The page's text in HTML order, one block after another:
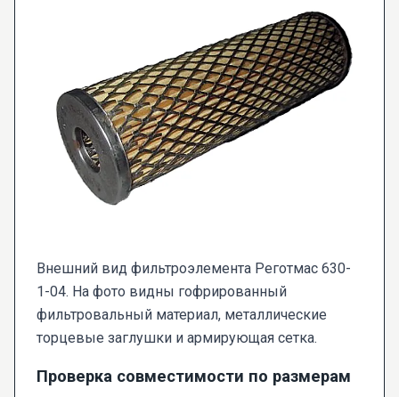
Внешний вид фильтроэлемента Реготмас 630-
1-04. На фото видны гофрированный
фильтровальный материал, металлические
торцевые заглушки и армирующая сетка.
Проверка совместимости по размерам